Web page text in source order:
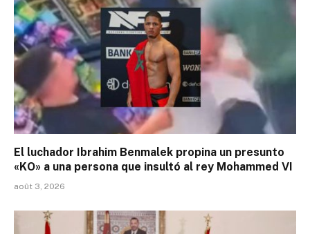
El luchador Ibrahim Benmalek propina un presunto
«KO» a una persona que insultó al rey Mohammed VI
août 3, 2026